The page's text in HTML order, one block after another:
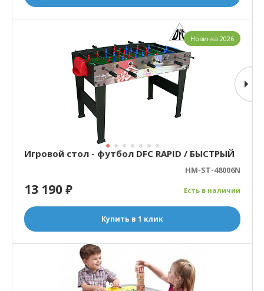
Игровой стол - футбол DFC RAPID / БЫСТРЫЙ
HM-ST-48006N
Есть в наличии
13 190₽
Купить в 1 клик
Новинка 2026